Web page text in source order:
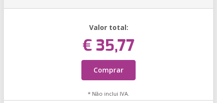
Valor total:
€ 35,77
Comprar
* Não inclui IVA.